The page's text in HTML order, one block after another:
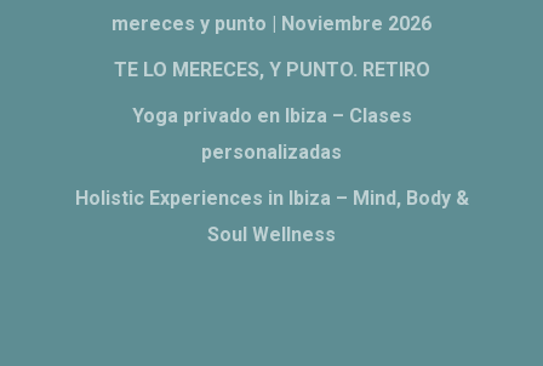
mereces y punto | Noviembre 2026
TE LO MERECES, Y PUNTO. RETIRO
Yoga privado en Ibiza – Clases
personalizadas
Holistic Experiences in Ibiza – Mind, Body &
Soul Wellness